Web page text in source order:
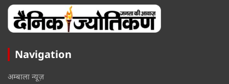
Navigation
अम्बाला न्यूज़